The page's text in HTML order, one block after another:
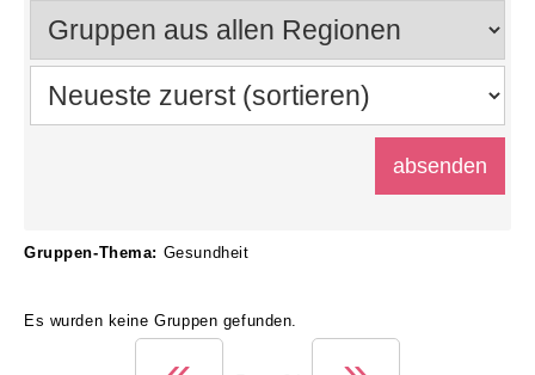
Gruppen-Thema: Gesundheit
Es wurden keine Gruppen gefunden.